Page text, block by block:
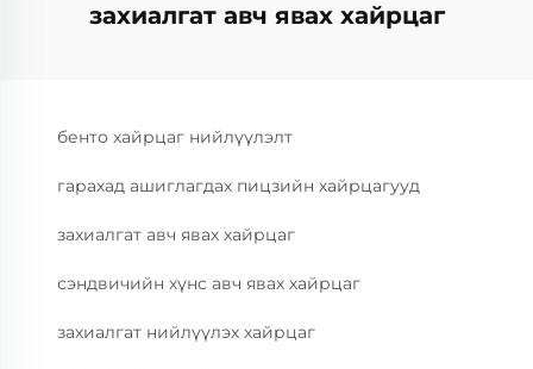
захиалгат авч явах хайрцаг
бенто хайрцаг нийлүүлэлт
гарахад ашиглагдах пицзийн хайрцагууд
захиалгат авч явах хайрцаг
сэндвичийн хүнс авч явах хайрцаг
захиалгат нийлүүлэх хайрцаг